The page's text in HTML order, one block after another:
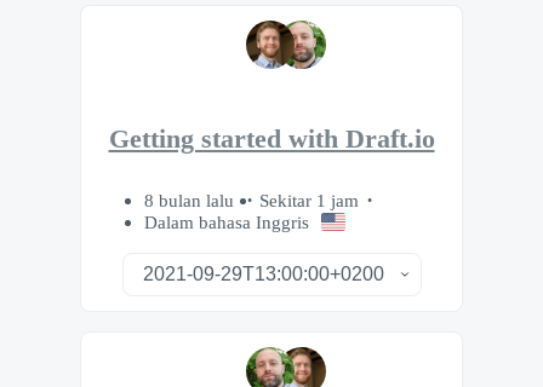
Getting started with Draft.io
8 bulan lalu
Sekitar 1 jam
Dalam bahasa Inggris